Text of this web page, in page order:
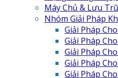
Máy Chủ & Lưu
Nhóm Giải Pháp
Giải Pháp
Giải Pháp
Giải Pháp
Giải Pháp
Giải Pháp